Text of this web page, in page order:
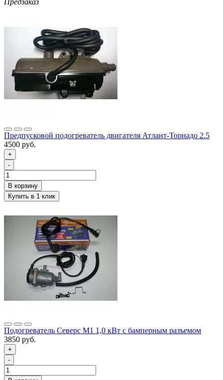
Предзаказ
Предпусковой подогреватель двигателя Атлант-Торнадо 2.5
4500 руб.
+
-
Подогреватель Северс М1 1,0 кВт с бамперным разъемом
3850 руб.
+
-